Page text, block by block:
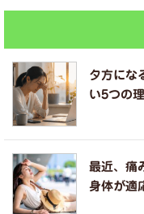
夕方にな
い5つの
最近、痛
身体が適